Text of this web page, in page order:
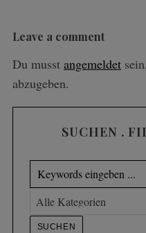
Leave a comment
Du musst angemeldet
abzugeben.
SUCHEN .